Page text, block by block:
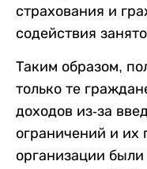
страхования и
содействия
Таким образом,
только те
доходов из-за
ограничений и их
организации